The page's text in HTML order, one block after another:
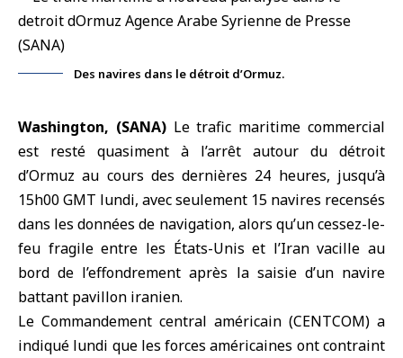
Des navires dans le détroit d’Ormuz.
Washington, (SANA)Le trafic maritime commercial
est resté quasiment à l’arrêt autour du détroit
d’Ormuz au cours des dernières 24 heures, jusqu’à
15h00 GMT lundi, avec seulement 15 navires recensés
dans les données de navigation, alors qu’un cessez-le-
feu fragile entre les États-Unis et l’Iranvacille au
bord de l’effondrement après la saisie d’un navire
battant pavillon iranien.
Le Commandement central américain (CENTCOM) a
indiqué lundi que les forces américaines ont contraint